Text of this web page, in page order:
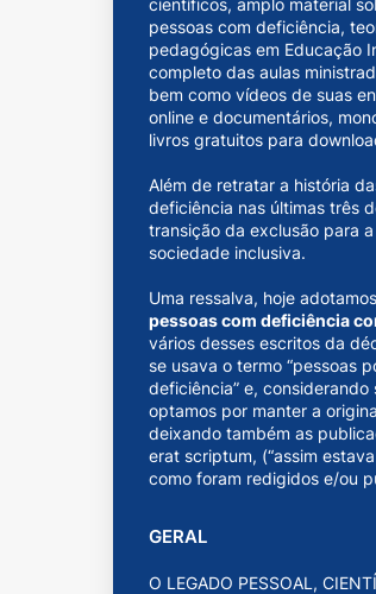
científicos, amplo material
pessoas com deficiência,
pedagógicas em Educação
completo das aulas
bem como vídeos de suas
online e documentários,
livros gratuitos para
Além de retratar a história
deficiência nas últimas três
transição da exclusão para
sociedade inclusiva.
Uma ressalva, hoje
pessoas com deficiência
vários desses escritos da
se usava o termo “pessoas
deficiência” e, considerando
optamos por manter a
deixando também as
erat scriptum, (“assim
como foram redigidos e/ou
GERAL
O LEGADO PESSOAL,